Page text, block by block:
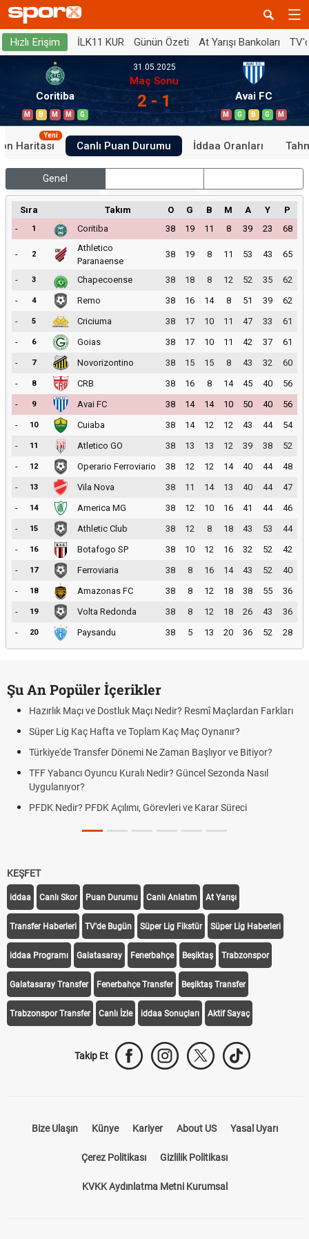
Hızlı Erişim İLK11 KUR Günün Özeti At Yarışı Bankoları
Coritiba
M B M M G
31.05.2025
Maç Sonu
2 - 1 Avai FC
M G B G M
Haritası
Yeni
Canlı Puan Durumu İddaa Oranları
Genel
Sıra Takım O G B M A Y
P
-
1 Coritiba 38 19 11 8 39 23 68
- 2
Athletico
Paranaense
38 19 8 11 53 43 65
- 3 Chapecoense 38 18 8 12 52 35
62
-
4 Remo 38 16 14 8 51 39
62
-
5 Criciuma 38 17 10 11 47 33
61
-
6 Goias 38 17 10 11 42 37
61
-
7 Novorizontino 38 15 15 8 43 32
60
-
8 CRB 38 16 8 14 45 40
56
-
9 Avai FC 38 14 14 10 50 40
56
-
10 Cuiaba 38 14 12 12 43 44
54
-
11 Atletico GO 38 13 13 12 39 38
52
-
12 Operario Ferroviario 38 12 12 14 40 44
48
-
13 Vila Nova 38 11 14 13 40 44
47
-
14 America MG 38 12 10 16 41 44
46
-
15 Athletic Club 38 12 8 18 43 53
44
-
16 Botafogo SP 38 10 12 16 32 52
42
-
17 Ferroviaria 38 8 16 14 43 52
40
-
18 Amazonas FC 38 8 12 18 38 55
36
-
19 Volta Redonda 38 8 12 18 26 43
36
-
20 Paysandu 38 5 13 20 36 52 28
Şu An Popüler İçerikler
Hazırlık Maçı ve Dostluk Maçı Nedir? Resmî Maçlardan Farkları
Süper Lig Kaç Hafta ve Toplam Kaç Maç Oynanır?
Türkiye'de Transfer Dönemi Ne Zaman Başlıyor ve Bitiyor?
TFF Yabancı Oyuncu Kuralı Nedir? Güncel Sezonda Nasıl
Uygulanıyor?
PFDK Nedir? PFDK Açılımı, Görevleri ve Karar Süreci
KEŞFET
iddaa Canlı Skor Puan Durumu Canlı Anlatım At Yarışı
Transfer Haberleri TV'de Bugün Süper Lig Fikstür Süper Lig Haberleri
iddaa Programı Galatasaray Fenerbahçe Beşiktaş Trabzonspor
Galatasaray Transfer Fenerbahçe Transfer Beşiktaş Transfer
Trabzonspor Transfer Canlı İzle iddaa Sonuçları Aktif Sayaç
Takip Et
Bize Ulaşın Künye Kariyer About US Yasal Uyarı
Çerez Politikası Gizlilik Politikası
KVKK Aydınlatma Metni Kurumsal